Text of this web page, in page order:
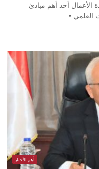
الأعمال أحد أهم مبادئ
العلمي •…
أهم الأخبار